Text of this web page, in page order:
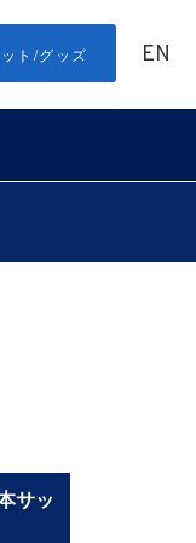
ト/グッズ EN
サッ